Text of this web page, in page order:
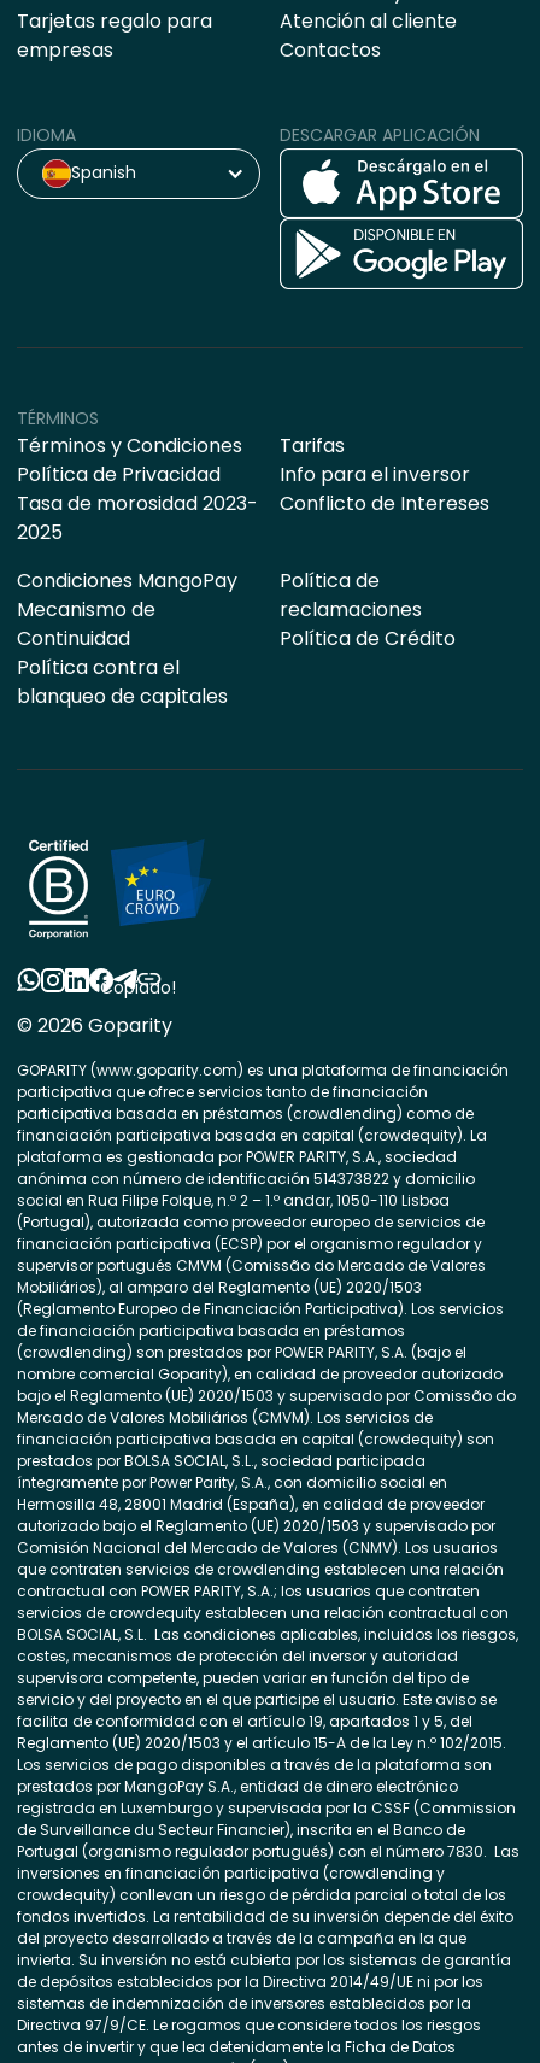
Tarjetas regalo para
empresas
Atención al cliente
Contactos
IDIOMA
Spanish
DESCARGAR APLICACIÓN
TÉRMINOS
Términos y Condiciones
Política de Privacidad
Tasa de morosidad 2023-
2025
Tarifas
Info para el inversor
Conflicto de Intereses
Condiciones MangoPay
Mecanismo de
Continuidad
Política contra el
blanqueo de capitales
Política de
reclamaciones
Política de Crédito
© 2026 Goparity
GOPARITY (www.goparity.com) es una plataforma de financiación
participativa que ofrece servicios tanto de financiación
participativa basada en préstamos (crowdlending) como de
financiación participativa basada en capital (crowdequity). La
plataforma es gestionada por POWER PARITY, S.A., sociedad
anónima con número de identificación 514373822 y domicilio
social en Rua Filipe Folque, n.º 2 – 1.º andar, 1050-110 Lisboa
(Portugal), autorizada como proveedor europeo de servicios de
financiación participativa (ECSP) por el organismo regulador y
supervisor portugués CMVM (Comissão do Mercado de Valores
Mobiliários), al amparo del Reglamento (UE) 2020/1503
(Reglamento Europeo de Financiación Participativa). Los servicios
de financiación participativa basada en préstamos
(crowdlending) son prestados por POWER PARITY, S.A. (bajo el
nombre comercial Goparity), en calidad de proveedor autorizado
bajo el Reglamento (UE) 2020/1503 y supervisado por Comissão do
Mercado de Valores Mobiliários (CMVM). Los servicios de
financiación participativa basada en capital (crowdequity) son
prestados por BOLSA SOCIAL, S.L., sociedad participada
íntegramente por Power Parity, S.A., con domicilio social en
Hermosilla 48, 28001 Madrid (España), en calidad de proveedor
autorizado bajo el Reglamento (UE) 2020/1503 y supervisado por
Comisión Nacional del Mercado de Valores (CNMV). Los usuarios
que contraten servicios de crowdlending establecen una relación
contractual con POWER PARITY, S.A.; los usuarios que contraten
servicios de crowdequity establecen una relación contractual con
BOLSA SOCIAL, S.L. Las condiciones aplicables, incluidos los riesgos,
costes, mecanismos de protección del inversor y autoridad
supervisora competente, pueden variar en función del tipo de
servicio y del proyecto en el que participe el usuario. Este aviso se
facilita de conformidad con el artículo 19, apartados 1 y 5, del
Reglamento (UE) 2020/1503 y el artículo 15-A de la Ley n.º 102/2015.
Los servicios de pago disponibles a través de la plataforma son
prestados por MangoPay S.A., entidad de dinero electrónico
registrada en Luxemburgo y supervisada por la CSSF (Commission
de Surveillance du Secteur Financier), inscrita en el Banco de
Portugal (organismo regulador portugués) con el número 7830. Las
inversiones en financiación participativa (crowdlending y
crowdequity) conllevan un riesgo de pérdida parcial o total de los
fondos invertidos. La rentabilidad de su inversión depende del éxito
del proyecto desarrollado a través de la campaña en la que
invierta. Su inversión no está cubierta por los sistemas de garantía
de depósitos establecidos por la Directiva 2014/49/UE ni por los
sistemas de indemnización de inversores establecidos por la
Directiva 97/9/CE. Le rogamos que considere todos los riesgos
antes de invertir y que lea detenidamente la Ficha de Datos
Copiado!